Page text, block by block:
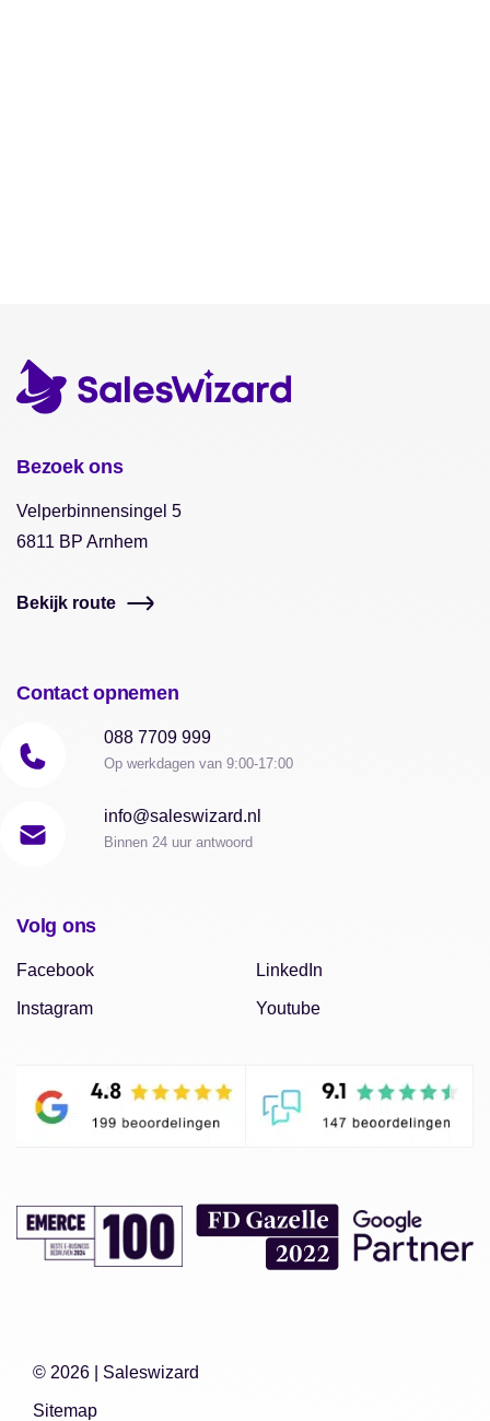
Bezoek ons
Velperbinnensingel 5
6811 BP Arnhem
Bekijk route
Contact opnemen
088 7709 999
Op werkdagen van 9:00-17:00
info@saleswizard.nl
Binnen 24 uur antwoord
Volg ons
Facebook
Instagram
LinkedIn
Youtube
© 2026 | Saleswizard
Sitemap